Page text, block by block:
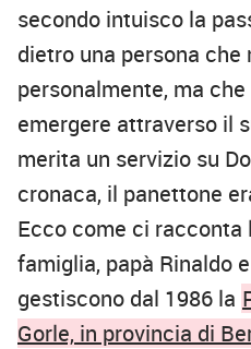
secondo intuisco la
dietro una persona che
personalmente, ma
emergere attraverso il
merita un servizio su
cronaca, il panettone
Ecco come ci racconta
famiglia, papà Rinaldo
gestiscono dal 1986 la
Gorle, in provincia di